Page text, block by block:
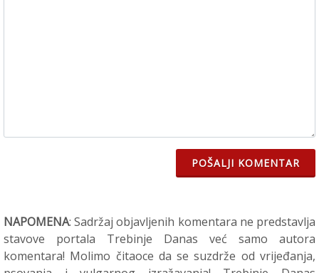
POŠALJI KOMENTAR
NAPOMENA: Sadržaj objavljenih komentara ne predstavlja
stavove portala Trebinje Danas već samo autora
komentara! Molimo čitaoce da se suzdrže od vrijeđanja,